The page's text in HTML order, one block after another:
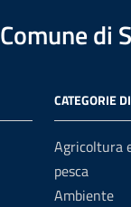
Comune di
CATEGORIE
Agricoltura
pesca
Ambiente